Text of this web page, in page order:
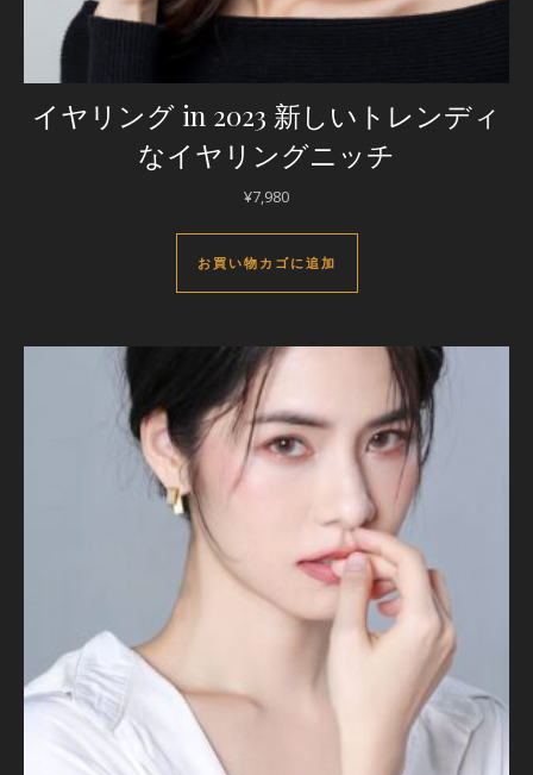
イヤリング in 2023 新しいトレンディ
なイヤリングニッチ
¥7,980
お買い物カゴに追加